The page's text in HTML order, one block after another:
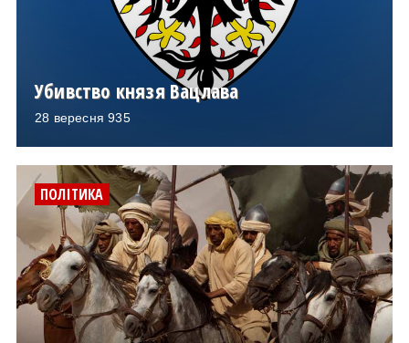
Убивство князя Вацлава
28 вересня 935
ПОЛІТИКА